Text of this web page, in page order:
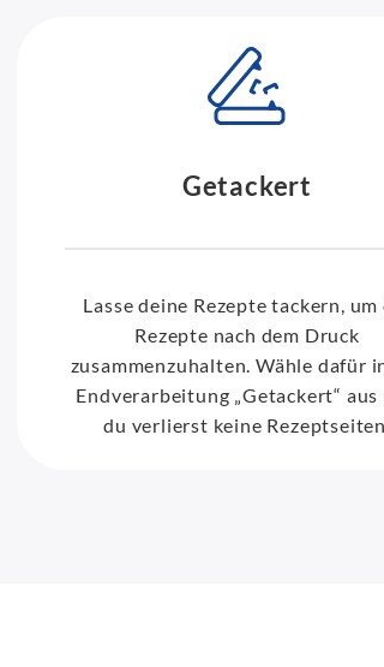
Getackert
Lasse deine Rezepte tackern, um
Rezepte nach dem Druck
zusammenzuhalten. Wähle dafür
Endverarbeitung „Getackert“ aus
du verlierst keine